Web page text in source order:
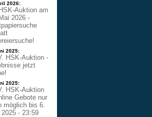
2026:
Auktion am
2026 -
2025:
HSK-Auktion -
jetzt
2025:
HSK-Auktion
Gebote nur
möglich bis 6.
- 23:59